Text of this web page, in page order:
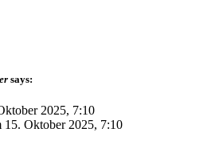
says:
2025, 7:10
15. Oktober 2025, 7:10